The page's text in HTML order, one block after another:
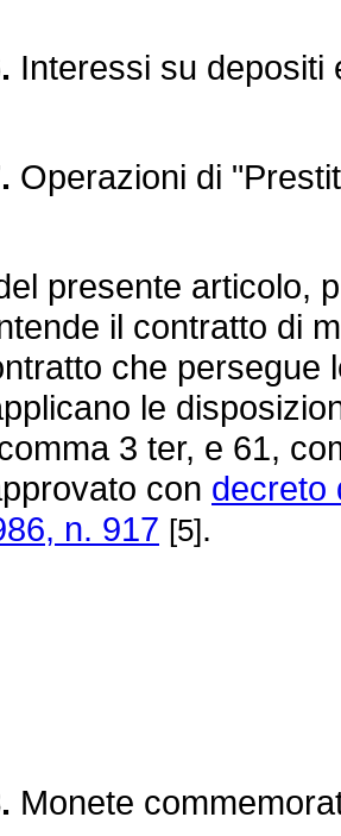
Interessi su
Operazioni di
presente articolo,
il contratto di
che persegue
le
3 ter, e 61,
con decreto
n. 917 [5].
Monete